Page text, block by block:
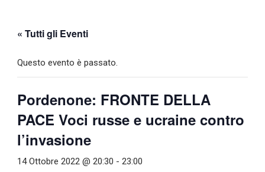
« Tutti gli Eventi
Questo evento è passato.
Pordenone: FRONTE DELLA
PACE Voci russe e ucraine contro
l’invasione
14 Ottobre 2022 @ 20:30 -23:00